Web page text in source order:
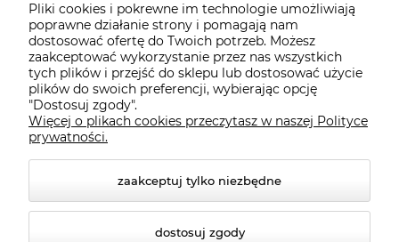
Pliki cookies i pokrewne im technologie umożliwiają
poprawne działanie strony i pomagają nam
dostosować ofertę do Twoich potrzeb. Możesz
zaakceptować wykorzystanie przez nas wszystkich
tych plików i przejść do sklepu lub dostosować użycie
plików do swoich preferencji, wybierając opcję
"Dostosuj zgody".
Więcej o plikach cookies przeczytasz w naszej Polityce
prywatności.
zaakceptuj tylko niezbędne
dostosuj zgody